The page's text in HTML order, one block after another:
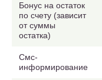
Бонус на остаток
по счету (зависит
от суммы
остатка)
Смс-
информирование